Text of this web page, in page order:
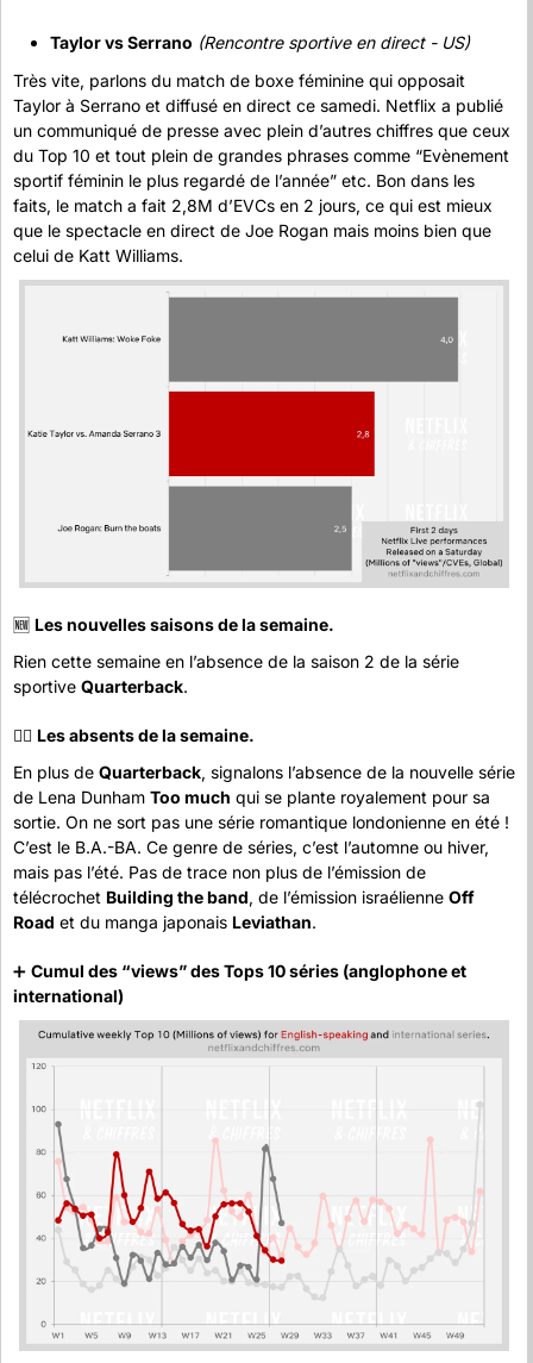
Taylor vs Serrano (Rencontre sportive en direct - US)
Très vite, parlons du match de boxe féminine qui opposait
Taylor à Serrano et diffusé en direct ce samedi. Netflix a publié
un communiqué de presse avec plein d’autres chiffres que ceux
du Top 10 et tout plein de grandes phrases comme “Evènement
sportif féminin le plus regardé de l’année” etc. Bon dans les
faits, le match a fait 2,8M d’EVCs en 2 jours, ce qui est mieux
que le spectacle en direct de Joe Rogan mais moins bien que
celui de Katt Williams.
🆕 Les nouvelles saisons de la semaine.
Rien cette semaine en l’absence de la saison 2 de la série
sportive Quarterback.
😶‍🌫️ Les absents de la semaine.
En plus de Quarterback, signalons l’absence de la nouvelle série
de Lena Dunham Too much qui se plante royalement pour sa
sortie. On ne sort pas une série romantique londonienne en été !
C’est le B.A.-BA. Ce genre de séries, c’est l’automne ou hiver,
mais pas l’été. Pas de trace non plus de l’émission de
télécrochet Building the band, de l’émission israélienne Off
Road et du manga japonais Leviathan.
➕ Cumul des “views” des Tops 10 séries (anglophone et
international)